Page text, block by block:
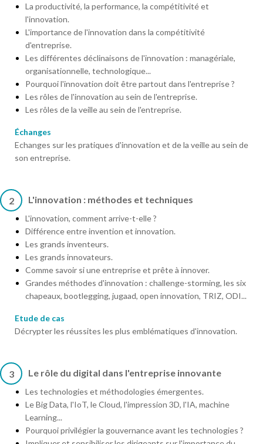
La productivité, la performance, la compétitivité et
l'innovation.
L'importance de l'innovation dans la compétitivité
d'entreprise.
Les différentes déclinaisons de l'innovation : managériale,
organisationnelle, technologique...
Pourquoi l'innovation doit être partout dans l'entreprise ?
Les rôles de l'innovation au sein de l'entreprise.
Les rôles de la veille au sein de l'entreprise.
Échanges
Echanges sur les pratiques d'innovation et de la veille au sein de
son entreprise.
2 L'innovation : méthodes et techniques
L'innovation, comment arrive-t-elle ?
Différence entre invention et innovation.
Les grands inventeurs.
Les grands innovateurs.
Comme savoir si une entreprise et prête à innover.
Grandes méthodes d'innovation : challenge-storming, les six
chapeaux, bootlegging, jugaad, open innovation, TRIZ, ODI...
Etude de cas
Décrypter les réussites les plus emblématiques d'innovation.
3 Le rôle du digital dans l'entreprise innovante
Les technologies et méthodologies émergentes.
Le Big Data, l'IoT, le Cloud, l'impression 3D, l'IA, machine
Learning...
Pourquoi privilégier la gouvernance avant les technologies ?